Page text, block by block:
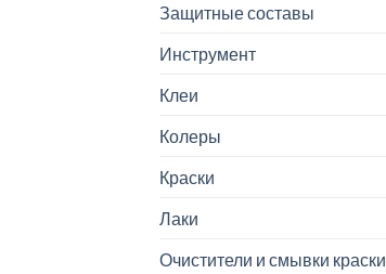
Защитные составы
Инструмент
Клеи
Колеры
Краски
Лаки
Очистители и смывки краски